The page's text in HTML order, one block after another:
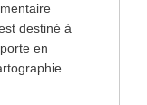
destiné à
en